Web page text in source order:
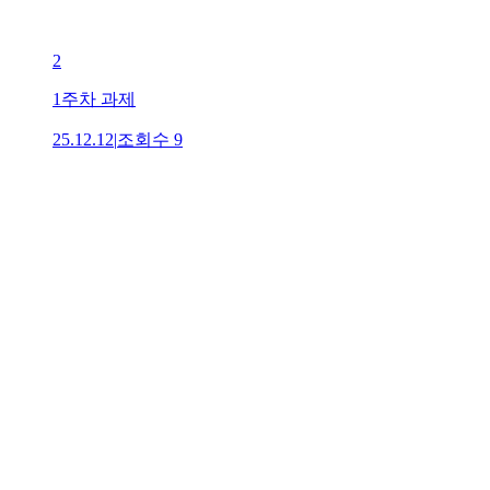
2
1주차 과제
25.12.12|조회수 9